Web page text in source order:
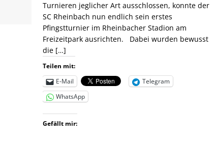
Turnieren jeglicher Art ausschlossen, konnte der
SC Rheinbach nun endlich sein erstes
Pfingstturnier im Rheinbacher Stadion am
Freizeitpark ausrichten. Dabei wurden bewusst
die […]
Teilen mit:
E-Mail
Telegram
WhatsApp
Gefällt mir: